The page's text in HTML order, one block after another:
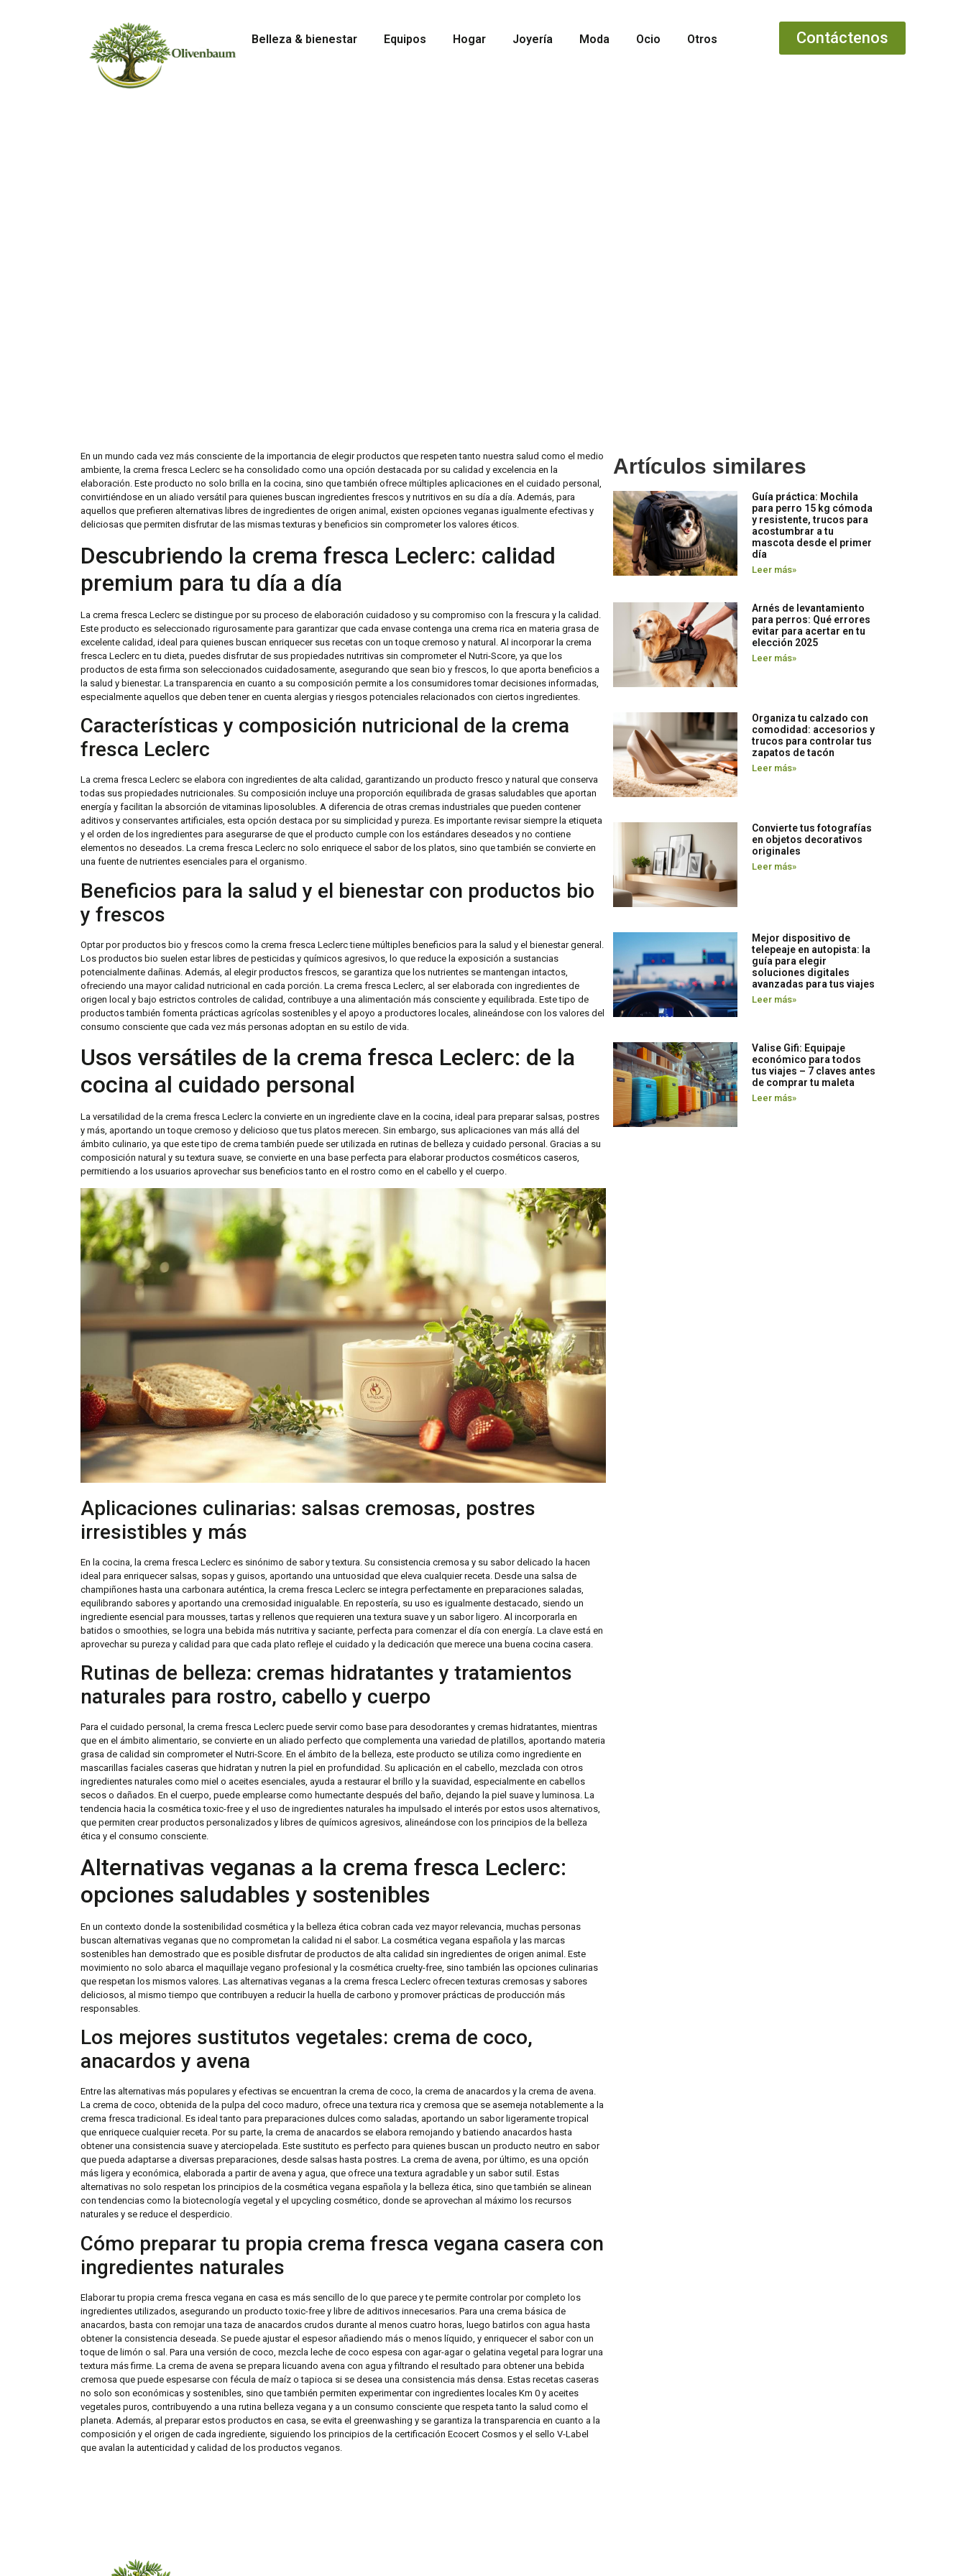
Belleza & bienestar Equipos Hogar Joyería Moda Ocio Otros Contáctenos
En un mundo cada vez más consciente de la importancia de elegir productos que respeten tanto nuestra salud como el medio
ambiente, la crema fresca Leclerc se ha consolidado como una opción destacada por su calidad y excelencia en la
elaboración. Este producto no solo brilla en la cocina, sino que también ofrece múltiples aplicaciones en el cuidado personal,
convirtiéndose en un aliado versátil para quienes buscan ingredientes frescos y nutritivos en su día a día. Además, para
aquellos que prefieren alternativas libres de ingredientes de origen animal, existen opciones veganas igualmente efectivas y
deliciosas que permiten disfrutar de las mismas texturas y beneficios sin comprometer los valores éticos.
Descubriendo la crema fresca Leclerc: calidad
premium para tu día a día
La crema fresca Leclerc se distingue por su proceso de elaboración cuidadoso y su compromiso con la frescura y la calidad.
Este producto es seleccionado rigurosamente para garantizar que cada envase contenga una crema rica en materia grasa de
excelente calidad, ideal para quienes buscan enriquecer sus recetas con un toque cremoso y natural. Al incorporar la crema
fresca Leclerc en tu dieta, puedes disfrutar de sus propiedades nutritivas sin comprometer el Nutri-Score, ya que los
productos de esta firma son seleccionados cuidadosamente, asegurando que sean bio y frescos, lo que aporta beneficios a
la salud y bienestar. La transparencia en cuanto a su composición permite a los consumidores tomar decisiones informadas,
especialmente aquellos que deben tener en cuenta alergias y riesgos potenciales relacionados con ciertos ingredientes.
Características y composición nutricional de la crema
fresca Leclerc
La crema fresca Leclerc se elabora con ingredientes de alta calidad, garantizando un producto fresco y natural que conserva
todas sus propiedades nutricionales. Su composición incluye una proporción equilibrada de grasas saludables que aportan
energía y facilitan la absorción de vitaminas liposolubles. A diferencia de otras cremas industriales que pueden contener
aditivos y conservantes artificiales, esta opción destaca por su simplicidad y pureza. Es importante revisar siempre la etiqueta
y el orden de los ingredientes para asegurarse de que el producto cumple con los estándares deseados y no contiene
elementos no deseados. La crema fresca Leclerc no solo enriquece el sabor de los platos, sino que también se convierte en
una fuente de nutrientes esenciales para el organismo.
Beneficios para la salud y el bienestar con productos bio
y frescos
Optar por productos bio y frescos como la crema fresca Leclerc tiene múltiples beneficios para la salud y el bienestar general.
Los productos bio suelen estar libres de pesticidas y químicos agresivos, lo que reduce la exposición a sustancias
potencialmente dañinas. Además, al elegir productos frescos, se garantiza que los nutrientes se mantengan intactos,
ofreciendo una mayor calidad nutricional en cada porción. La crema fresca Leclerc, al ser elaborada con ingredientes de
origen local y bajo estrictos controles de calidad, contribuye a una alimentación más consciente y equilibrada. Este tipo de
productos también fomenta prácticas agrícolas sostenibles y el apoyo a productores locales, alineándose con los valores del
consumo consciente que cada vez más personas adoptan en su estilo de vida.
Usos versátiles de la crema fresca Leclerc: de la
cocina al cuidado personal
La versatilidad de la crema fresca Leclerc la convierte en un ingrediente clave en la cocina, ideal para preparar salsas, postres
y más, aportando un toque cremoso y delicioso que tus platos merecen. Sin embargo, sus aplicaciones van más allá del
ámbito culinario, ya que este tipo de crema también puede ser utilizada en rutinas de belleza y cuidado personal. Gracias a su
composición natural y su textura suave, se convierte en una base perfecta para elaborar productos cosméticos caseros,
permitiendo a los usuarios aprovechar sus beneficios tanto en el rostro como en el cabello y el cuerpo.
Aplicaciones culinarias: salsas cremosas, postres
irresistibles y más
En la cocina, la crema fresca Leclerc es sinónimo de sabor y textura. Su consistencia cremosa y su sabor delicado la hacen
ideal para enriquecer salsas, sopas y guisos, aportando una untuosidad que eleva cualquier receta. Desde una salsa de
champiñones hasta una carbonara auténtica, la crema fresca Leclerc se integra perfectamente en preparaciones saladas,
equilibrando sabores y aportando una cremosidad inigualable. En repostería, su uso es igualmente destacado, siendo un
ingrediente esencial para mousses, tartas y rellenos que requieren una textura suave y un sabor ligero. Al incorporarla en
batidos o smoothies, se logra una bebida más nutritiva y saciante, perfecta para comenzar el día con energía. La clave está en
aprovechar su pureza y calidad para que cada plato refleje el cuidado y la dedicación que merece una buena cocina casera.
Rutinas de belleza: cremas hidratantes y tratamientos
naturales para rostro, cabello y cuerpo
Para el cuidado personal, la crema fresca Leclerc puede servir como base para desodorantes y cremas hidratantes, mientras
que en el ámbito alimentario, se convierte en un aliado perfecto que complementa una variedad de platillos, aportando materia
grasa de calidad sin comprometer el Nutri-Score. En el ámbito de la belleza, este producto se utiliza como ingrediente en
mascarillas faciales caseras que hidratan y nutren la piel en profundidad. Su aplicación en el cabello, mezclada con otros
ingredientes naturales como miel o aceites esenciales, ayuda a restaurar el brillo y la suavidad, especialmente en cabellos
secos o dañados. En el cuerpo, puede emplearse como humectante después del baño, dejando la piel suave y luminosa. La
tendencia hacia la cosmética toxic-free y el uso de ingredientes naturales ha impulsado el interés por estos usos alternativos,
que permiten crear productos personalizados y libres de químicos agresivos, alineándose con los principios de la belleza
ética y el consumo consciente.
Alternativas veganas a la crema fresca Leclerc:
opciones saludables y sostenibles
En un contexto donde la sostenibilidad cosmética y la belleza ética cobran cada vez mayor relevancia, muchas personas
buscan alternativas veganas que no comprometan la calidad ni el sabor. La cosmética vegana española y las marcas
sostenibles han demostrado que es posible disfrutar de productos de alta calidad sin ingredientes de origen animal. Este
movimiento no solo abarca el maquillaje vegano profesional y la cosmética cruelty-free, sino también las opciones culinarias
que respetan los mismos valores. Las alternativas veganas a la crema fresca Leclerc ofrecen texturas cremosas y sabores
deliciosos, al mismo tiempo que contribuyen a reducir la huella de carbono y promover prácticas de producción más
responsables.
Los mejores sustitutos vegetales: crema de coco,
anacardos y avena
Entre las alternativas más populares y efectivas se encuentran la crema de coco, la crema de anacardos y la crema de avena.
La crema de coco, obtenida de la pulpa del coco maduro, ofrece una textura rica y cremosa que se asemeja notablemente a la
crema fresca tradicional. Es ideal tanto para preparaciones dulces como saladas, aportando un sabor ligeramente tropical
que enriquece cualquier receta. Por su parte, la crema de anacardos se elabora remojando y batiendo anacardos hasta
obtener una consistencia suave y aterciopelada. Este sustituto es perfecto para quienes buscan un producto neutro en sabor
que pueda adaptarse a diversas preparaciones, desde salsas hasta postres. La crema de avena, por último, es una opción
más ligera y económica, elaborada a partir de avena y agua, que ofrece una textura agradable y un sabor sutil. Estas
alternativas no solo respetan los principios de la cosmética vegana española y la belleza ética, sino que también se alinean
con tendencias como la biotecnología vegetal y el upcycling cosmético, donde se aprovechan al máximo los recursos
naturales y se reduce el desperdicio.
Cómo preparar tu propia crema fresca vegana casera con
ingredientes naturales
Elaborar tu propia crema fresca vegana en casa es más sencillo de lo que parece y te permite controlar por completo los
ingredientes utilizados, asegurando un producto toxic-free y libre de aditivos innecesarios. Para una crema básica de
anacardos, basta con remojar una taza de anacardos crudos durante al menos cuatro horas, luego batirlos con agua hasta
obtener la consistencia deseada. Se puede ajustar el espesor añadiendo más o menos líquido, y enriquecer el sabor con un
toque de limón o sal. Para una versión de coco, mezcla leche de coco espesa con agar-agar o gelatina vegetal para lograr una
textura más firme. La crema de avena se prepara licuando avena con agua y filtrando el resultado para obtener una bebida
cremosa que puede espesarse con fécula de maíz o tapioca si se desea una consistencia más densa. Estas recetas caseras
no solo son económicas y sostenibles, sino que también permiten experimentar con ingredientes locales Km 0 y aceites
vegetales puros, contribuyendo a una rutina belleza vegana y a un consumo consciente que respeta tanto la salud como el
planeta. Además, al preparar estos productos en casa, se evita el greenwashing y se garantiza la transparencia en cuanto a la
composición y el origen de cada ingrediente, siguiendo los principios de la certificación Ecocert Cosmos y el sello V-Label
que avalan la autenticidad y calidad de los productos veganos.
Artículos similares
Guía práctica: Mochila
para perro 15 kg cómoda
y resistente, trucos para
acostumbrar a tu
mascota desde el primer
día
Leer más»
Arnés de levantamiento
para perros: Qué errores
evitar para acertar en tu
elección 2025
Leer más»
Organiza tu calzado con
comodidad: accesorios y
trucos para controlar tus
zapatos de tacón
Leer más»
Convierte tus fotografías
en objetos decorativos
originales
Leer más»
Mejor dispositivo de
telepeaje en autopista: la
guía para elegir
soluciones digitales
avanzadas para tus viajes
Leer más»
Valise Gifi: Equipaje
económico para todos
tus viajes – 7 claves antes
de comprar tu maleta
Leer más»